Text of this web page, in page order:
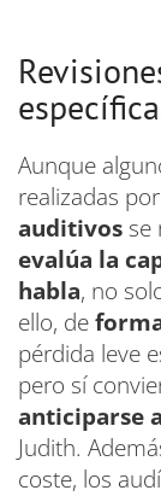
Aunque
realizadas
auditivos se
evalúa la
habla, no
ello, de
pérdida leve
pero sí
anticiparse
Judith.
coste, los